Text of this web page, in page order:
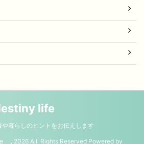
life
暮らしのヒントをお伝えします
, 2026 All Rights Reserved Powered by